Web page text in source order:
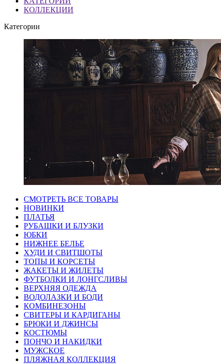
КОЛЛЕКЦИИ
Категории
СМОТРЕТЬ ВСЕ ТОВАРЫ
НОВИНКИ
ПЛАТЬЯ
РУБАШКИ И БЛУЗКИ
ЮБКИ
НИЖНЕЕ БЕЛЬЕ
ХУДИ И СВИТШОТЫ
ТОПЫ И КОРСЕТЫ
ЖАКЕТЫ И ЖИЛЕТЫ
ФУТБОЛКИ И ЛОНГСЛИВЫ
ВЕРХНЯЯ ОДЕЖДА
ВОДОЛАЗКИ И БОДИ
КОМБИНЕЗОНЫ
СВИТЕРЫ И КАРДИГАНЫ
БРЮКИ И ДЖИНСЫ
КОСТЮМЫ
ПОНЧО И НАКИДКИ
МУЖСКОЕ
ПЛЯЖНАЯ КОЛЛЕКЦИЯ